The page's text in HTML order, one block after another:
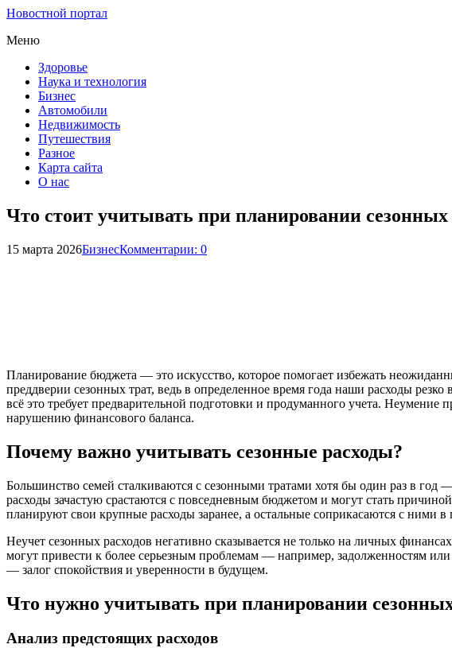
Новостной портал
Меню
Здоровье
Наука и технология
Бизнес
Автомобили
Недвижимость
Путешествия
Разное
Карта сайта
О нас
Что стоит учитывать при планировании сезонных
15 марта 2026БизнесКомментарии: 0
Планирование бюджета — это искусство, которое помогает избежать
преддверии сезонных трат, ведь в определенное время года наши расходы
всё это требует предварительной подготовки и продуманного учета.
нарушению финансового баланса.
Почему важно учитывать сезонные расходы?
Большинство семей сталкиваются с сезонными тратами хотя бы один раз в
расходы зачастую срастаются с повседневным бюджетом и могут стать
планируют свои крупные расходы заранее, а остальные соприкасаются с ними
Неучет сезонных расходов негативно сказывается не только на личных
могут привести к более серьезным проблемам — например, задолженностям
— залог спокойствия и уверенности в будущем.
Что нужно учитывать при планировании
Анализ предстоящих расходов